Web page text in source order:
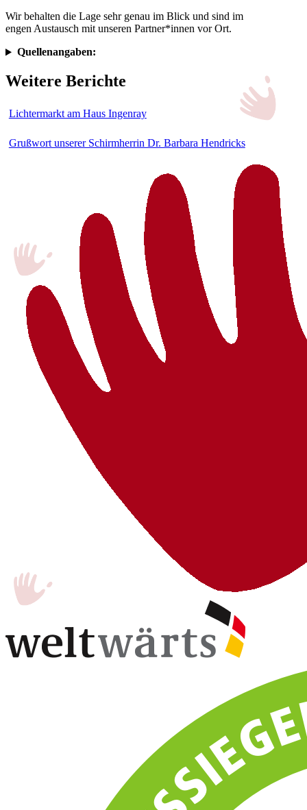
Wir behalten die Lage sehr genau im Blick und sind im
engen Austausch mit unseren Partner*innen vor Ort.
Quellenangaben:
Weitere Berichte
Lichtermarkt am Haus Ingenray
Grußwort unserer Schirmherrin Dr. Barbara Hendricks